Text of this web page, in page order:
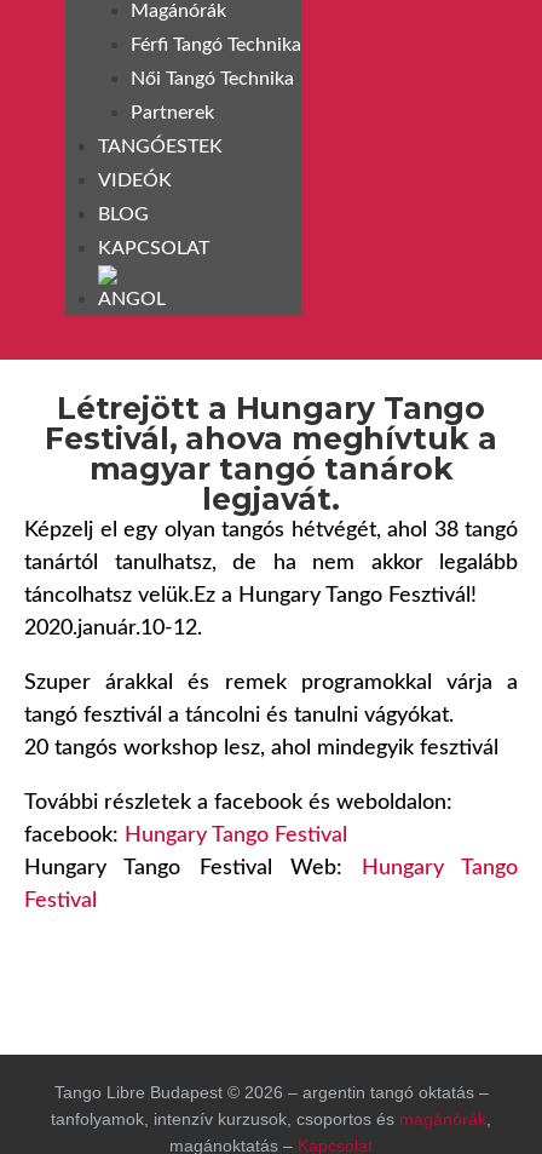
Magánórák
Férfi Tangó Technika
Női Tangó Technika
Partnerek
TANGÓESTEK
VIDEÓK
BLOG
KAPCSOLAT
Létrejött a Hungary Tango
Festivál, ahova meghívtuk a
magyar tangó tanárok
legjavát.
Képzelj el egy olyan tangós hétvégét, ahol 38 tangó
tanártól tanulhatsz, de ha nem akkor legalább
táncolhatsz velük.Ez a Hungary Tango Fesztivál!
2020.január.10-12.
Szuper árakkal és remek programokkal várja a
tangó fesztivál a táncolni és tanulni vágyókat.
20 tangós workshop lesz, ahol mindegyik fesztivál
További részletek a facebook és weboldalon:
facebook: Hungary Tango Festival
Hungary Tango Festival Web:
Hungary Tango
Festival
Tango Libre Budapest © 2026 – argentin tangó oktatás –
tanfolyamok, intenzív kurzusok, csoportos és magánórák
magánoktatás – Kapcsolat